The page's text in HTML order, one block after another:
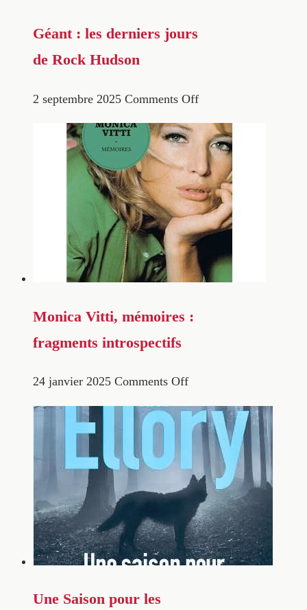
Géant : les derniers jours
de Rock Hudson
2 septembre 2025 Comments Off
Monica Vitti, mémoires :
fragments introspectifs
24 janvier 2025 Comments Off
Une Saison pour les